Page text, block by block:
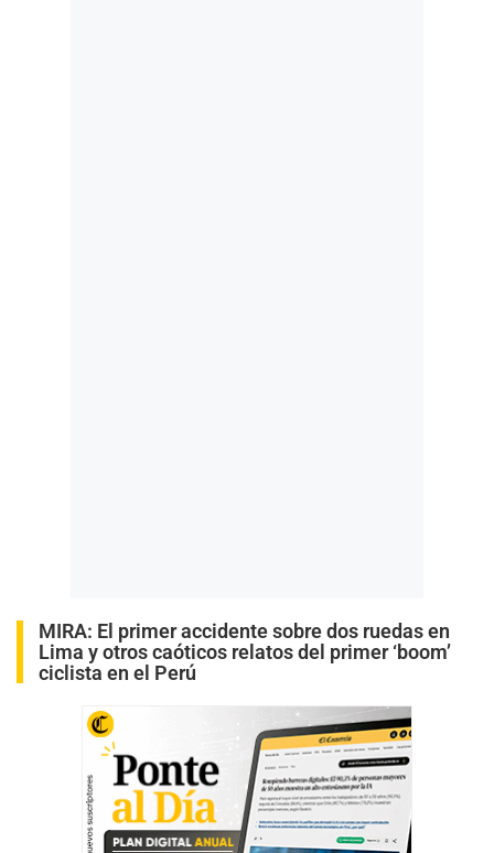
MIRA: El primer accidente sobre dos ruedas en
Lima y otros caóticos relatos del primer ‘boom’
ciclista en el Perú